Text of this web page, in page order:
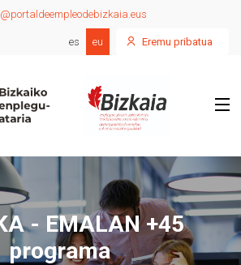
es eu Eremu pribatua
- EMALAN +45
programa